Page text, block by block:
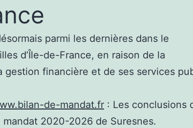
parmi les dernières dans le
d’Île-de-France, en raison de la
gestion financière et de ses services
de-mandat.fr : Les conclusions
mandat 2020-2026 de Suresnes.